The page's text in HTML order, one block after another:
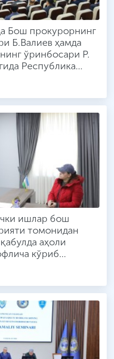
Бош прокурорнинг
Б.Валиев ҳамда
ўринбосари Р.
Республика
ўтказилди
ишлар бош
томонидан
аҳоли
кўриб
белгилаб